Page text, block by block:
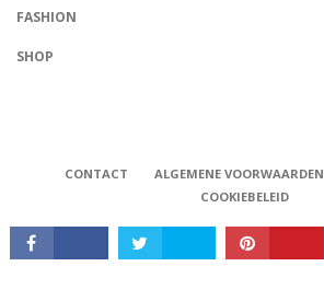
FASHION
SHOP
CONTACT ALGEMENE VOORWAARDEN
COOKIEBELEID
Babystraatje.nl, Copyright © 2019